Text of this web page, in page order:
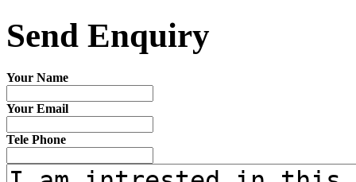
Send Enquiry
Your Name
Your Email
Tele Phone